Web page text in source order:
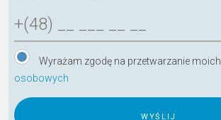
Wyrażam zgodę na przetwarzanie moich
osobowych